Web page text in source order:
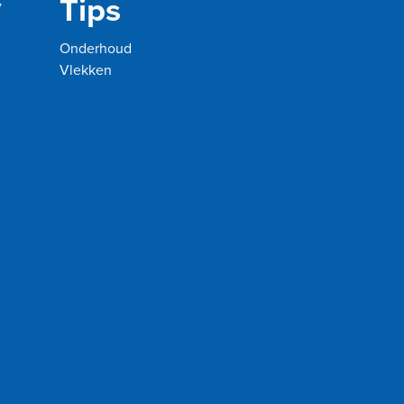
Tips
Onderhoud
Vlekken